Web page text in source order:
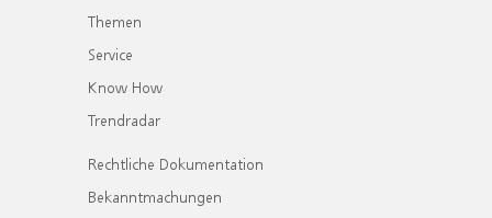
Themen
Service
Know How
Trendradar
Rechtliche Dokumentation
Bekanntmachungen